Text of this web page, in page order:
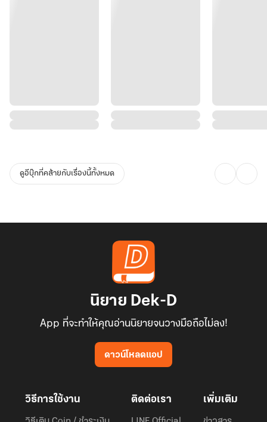
ดูอีบุ๊กที่คล้ายกับเรื่องนี้ทั้งหมด
นิยาย Dek-D
App ที่จะทำให้คุณอ่านนิยายจนวางมือถือไม่ลง!
ดาวน์โหลดแอป
วิธีการใช้งาน ติดต่อเรา เพิ่มเติม